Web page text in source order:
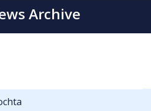
Archive